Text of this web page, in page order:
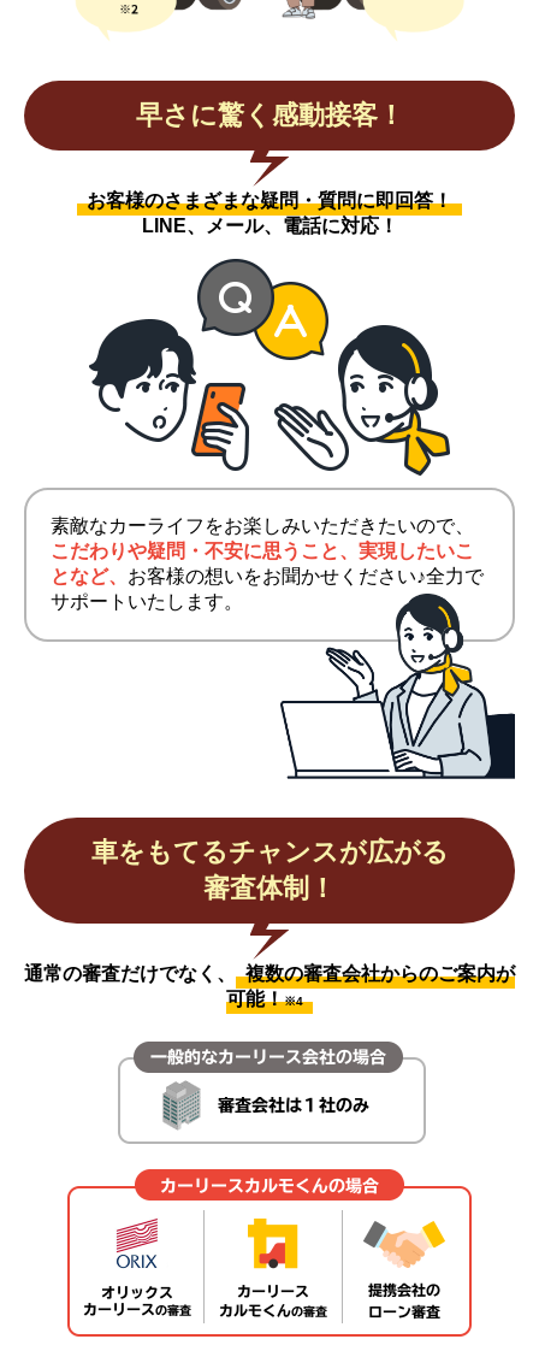
早さに驚く感動接客！
お客様のさまざまな疑問・質問に即回答！
LINE、メール、電話に対応！
素敵なカーライフをお楽しみいただきたいので、
こだわりや疑問・不安に思うこと、実現したいこ
となど、 お客様の想いをお聞かせください♪全力で
サポートいたします。
車をもてるチャンスが広がる
審査体制！
通常の審査だけでなく、
複数の審査会社からのご案内が
可能！※4